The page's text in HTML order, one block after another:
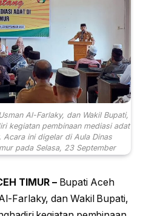
Al-Farlaky, dan Wakil Bupati,
kegiatan pembinaan mediasi adat
Acara ini digelar di Aula Dinas
pada Selasa, 23 September
TIMUR – Bupati Aceh
Farlaky, dan Wakil Bupati,